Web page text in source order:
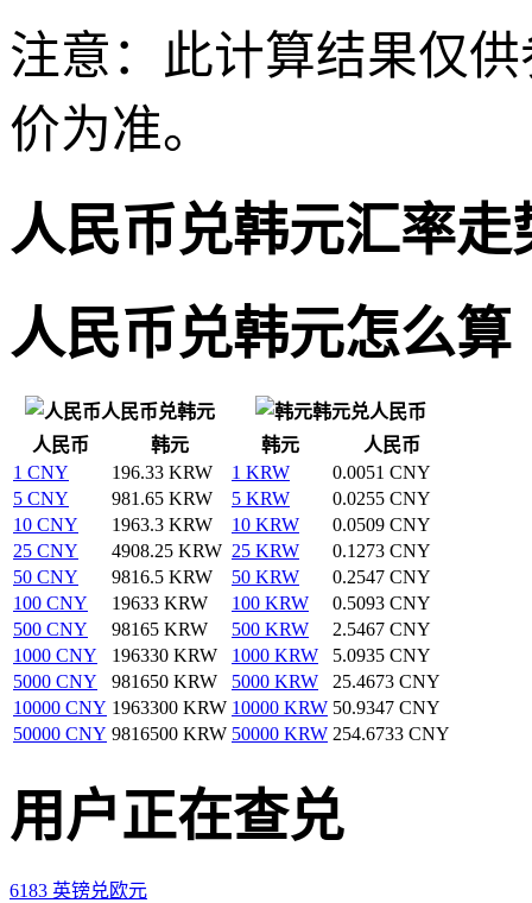
注意：此计算结果仅
价为准。
人民币兑韩元汇率走
人民币兑韩元怎么算
人民币兑韩元
韩元兑人民币
人民币
韩元 韩元
人民币
1 CNY
196.33 KRW 1 KRW
0.0051 CNY
5 CNY
981.65 KRW 5 KRW
0.0255 CNY
10 CNY
1963.3 KRW 10 KRW
0.0509 CNY
25 CNY
4908.25 KRW 25 KRW
0.1273 CNY
50 CNY
9816.5 KRW 50 KRW
0.2547 CNY
100 CNY
19633 KRW 100 KRW
0.5093 CNY
500 CNY
98165 KRW 500 KRW
2.5467 CNY
1000 CNY
196330 KRW 1000 KRW
5.0935 CNY
5000 CNY
981650 KRW 5000 KRW
25.4673 CNY
10000 CNY 1963300 KRW 10000 KRW 50.9347 CNY
50000 CNY 9816500 KRW 50000 KRW 254.6733 CNY
用户正在查兑
6183 英镑兑欧元